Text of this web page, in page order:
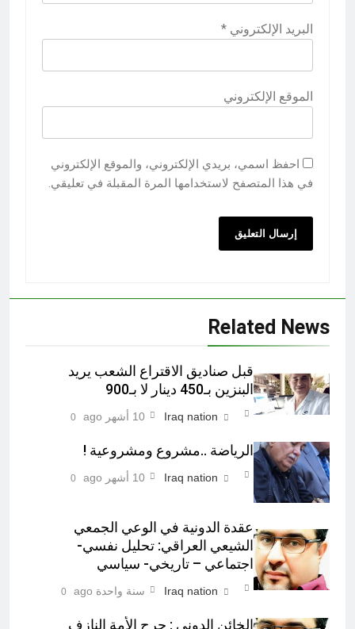
البريد الإلكتروني *
الموقع الإلكتروني
احفظ اسمي، بريدي الإلكتروني، والموقع الإلكتروني
في هذا المتصفح لاستخدامها المرة المقبلة في تعليقي.
Related News
قبل صناديق الاقتراع الشعب يريد
البنزين بـ450 دينار لا بـ900
Iraq nation 10 أشهر ago 0
الرياضة ..مشروع ومشروعية !
Iraq nation 10 أشهر ago 0
عقدة الدونية في الوعي الجمعي
الشيعي العراقي: تحليل نفسي-
اجتماعي – تاريخي- سياسي
Iraq nation سنة واحدة ago 0
الخائن الدوني : جرح الأمة النازف